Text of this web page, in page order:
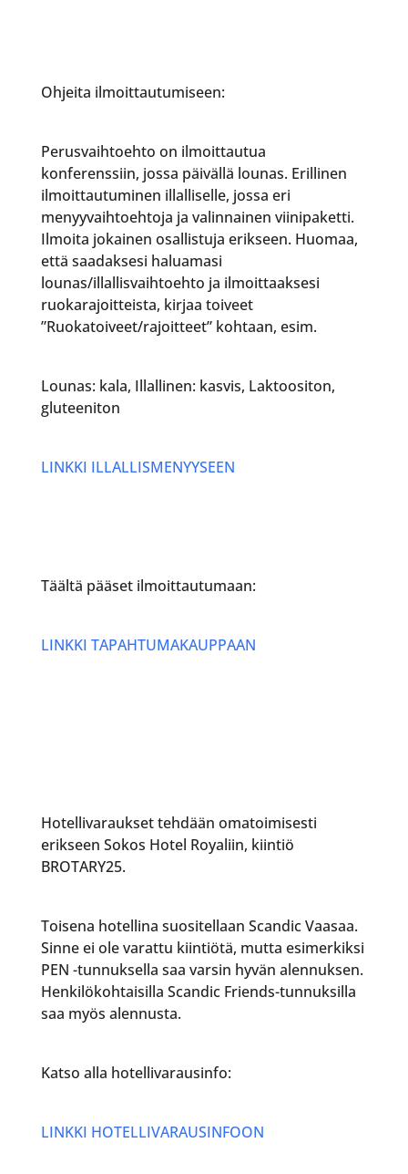
Ohjeita ilmoittautumiseen:
Perusvaihtoehto on ilmoittautua
konferenssiin, jossa päivällä lounas. Erillinen
ilmoittautuminen illalliselle, jossa eri
menyyvaihtoehtoja ja valinnainen viinipaketti.
Ilmoita jokainen osallistuja erikseen. Huomaa,
että saadaksesi haluamasi
lounas/illallisvaihtoehto ja ilmoittaaksesi
ruokarajoitteista, kirjaa toiveet
”Ruokatoiveet/rajoitteet” kohtaan, esim.
Lounas: kala, Illallinen: kasvis, Laktoositon,
gluteeniton
LINKKI ILLALLISMENYYSEEN
Täältä pääset ilmoittautumaan:
LINKKI TAPAHTUMAKAUPPAAN
Hotellivaraukset tehdään omatoimisesti
erikseen Sokos Hotel Royaliin, kiintiö
BROTARY25.
Toisena hotellina suositellaan Scandic Vaasaa.
Sinne ei ole varattu kiintiötä, mutta esimerkiksi
PEN -tunnuksella saa varsin hyvän alennuksen.
Henkilökohtaisilla Scandic Friends-tunnuksilla
saa myös alennusta.
Katso alla hotellivarausinfo:
LINKKI HOTELLIVARAUSINFOON